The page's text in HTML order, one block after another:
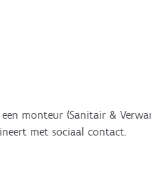
monteur (Sanitair &
met sociaal contact.